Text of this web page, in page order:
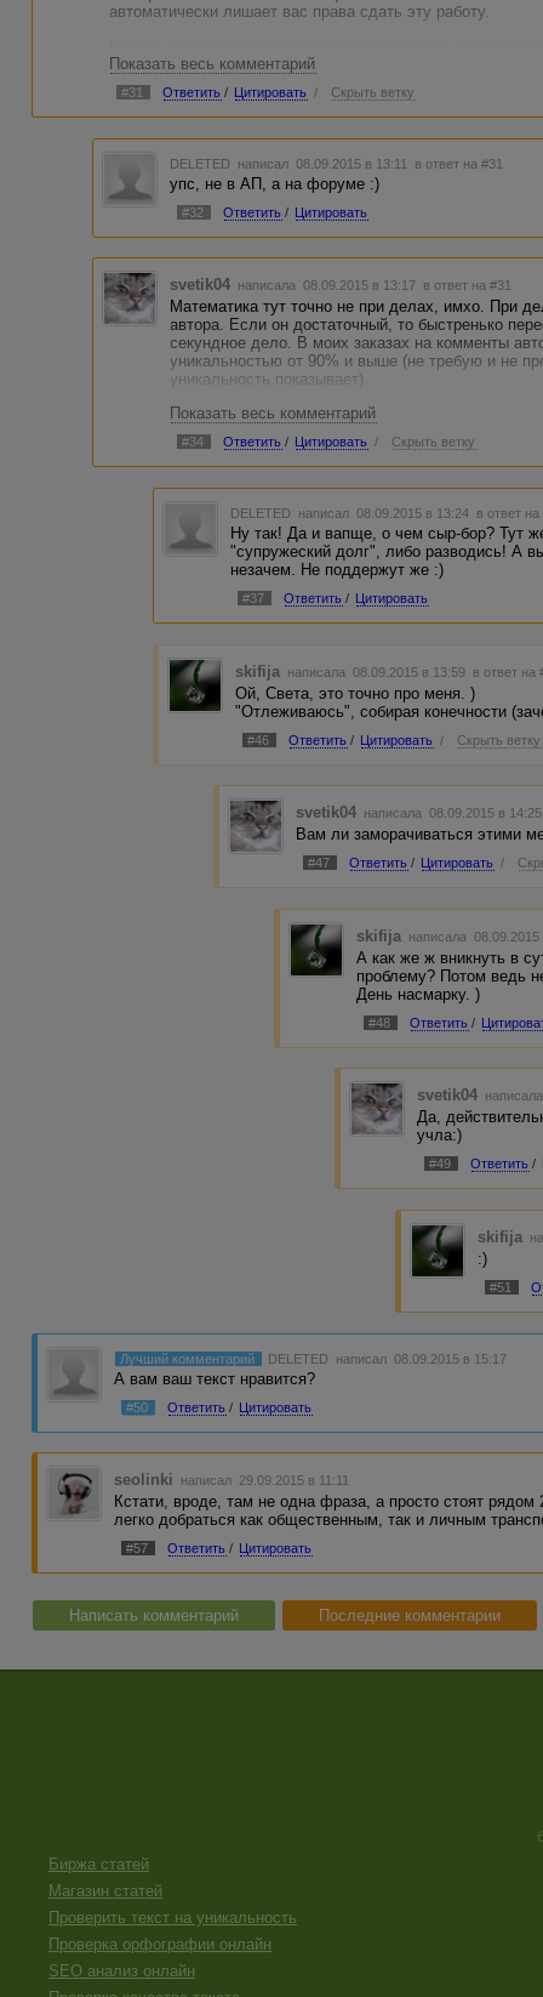
автоматически лишает вас права сдать эту работу.
достойная. Это не потому, что там какая-то математика
чести: "Яшто, пишу штампами? Ату меня, ату! Быстро
Как-то так
Показать весь комментарий
#31 Ответить / Цитировать / Скрыть ветку
DELETED написал 08.09.2015 в 13:11 в ответ на #31
упс, не в АП, а на форуме :)
#32 Ответить / Цитировать
svetik04 написала 08.09.2015 в 13:17 в ответ на #31
Математика тут точно не при делах, имхо. При
автора. Если он достаточный, то быстренько
секундное дело. В моих заказах на комменты
уникальностью от 90% и выше (не требую и не
уникальность показывает).
А по теме топика вспомнилась притча о
шагнуть, и упала:)
Показать весь комментарий
#34 Ответить / Цитировать / Скрыть ветку
DELETED написал 08.09.2015 в 13:24 в ответ
Ну так! Да и вапще, о чем сыр-бор? Тут
"супружеский долг", либо разводись! А
незачем. Не поддержут же :)
#37 Ответить / Цитировать
skifija написала 08.09.2015 в 13:59 в ответ на
Ой, Света, это точно про меня. )
"Отлеживаюсь", собирая конечности
#46 Ответить / Цитировать / Скрыть ветку
svetik04 написала 08.09.2015 в
Вам ли заморачиваться этими
#47 Ответить / Цитировать /
skifija написала
А как же ж вникнуть в
проблему? Потом ведь
День насмарку. )
#48 Ответить /
svetik04
Да,
учла:)
#49 Ответить /
skifija
:)
#51
Лучший комментарий DELETED написал 08.09.2015 в 15:17
А вам ваш текст нравится?
#50 Ответить / Цитировать
seolinki написал 29.09.2015 в 11:11
Кстати, вроде, там не одна фраза, а просто стоят
легко добраться как общественным, так и личным
#57 Ответить / Цитировать
Написать комментарий Последние комментарии
Биржа статей
Магазин статей
Проверить текст на уникальность
Проверка орфографии онлайн
SEO анализ онлайн